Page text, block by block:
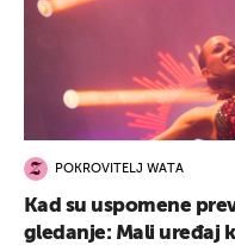
POKROVITELJ WATA
Kad su uspomene
gledanje: Mali uređaj